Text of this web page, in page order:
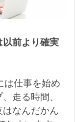
前より確実
は仕事を始め
走る時間、
なんだかん